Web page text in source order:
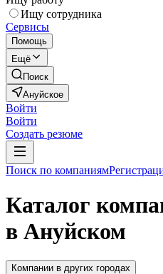
Ищу сотрудника
Сервисы
Помощь
Ещё
Поиск
Ануйское
Войти
Войти
Создать резюме
Поиск по компаниям
Каталог
в Ануйском
Компании в других городах